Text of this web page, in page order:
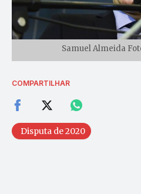
Samuel Almeida
COMPARTILHAR
Disputa de 2020